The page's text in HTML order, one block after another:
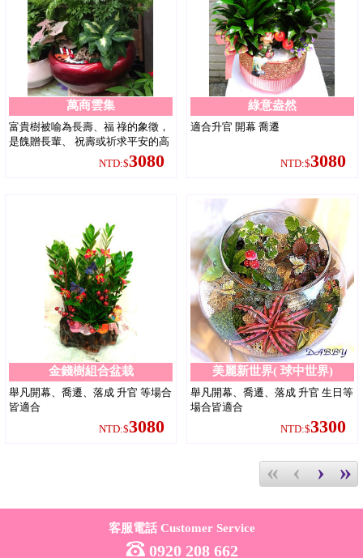
萬商雲集
富貴樹被喻為長壽、福 祿的象徵，
是餽贈長輩、 祝壽或祈求平安的高
NTD:$3080
綠意盎然
適合升官 開幕 喬遷
NTD:$3080
金錢樹組合盆栽
舉凡開幕、喬遷、落成 升官 等場合
皆適合
NTD:$3080
美麗新世界( 球中世界)
舉凡開幕、喬遷、落成 升官 生日等
場合皆適合
NTD:$3300
« ‹ › »
客服電話 Customer Service
0920 208 662